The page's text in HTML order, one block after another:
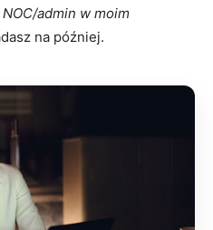
admin w moim
na później.